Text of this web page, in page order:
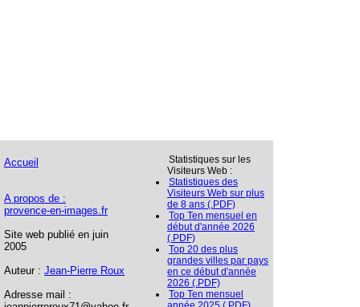
Accueil
A propos de :
provence-en-images.fr
Site web publié en juin
2005
Auteur : Jean-Pierre Roux
Adresse mail :
Statistiques sur les
Visiteurs Web :
Statistiques des
Visiteurs Web sur plus
de 8 ans (.PDF)
Top Ten mensuel en
début d'année 2026
(.PDF)
Top 20 des plus
grandes villes par pays
en ce début d'année
2026 (.PDF)
Top Ten mensuel